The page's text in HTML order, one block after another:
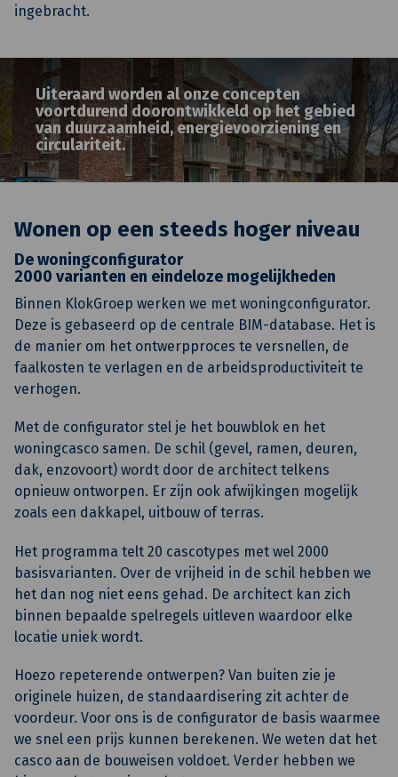
ingebracht.
Uiteraard worden al onze concepten
voortdurend doorontwikkeld op het gebied
van duurzaamheid, energievoorziening en
circulariteit.
Wonen op een steeds hoger niveau
De woningconfigurator
2000 varianten en eindeloze mogelijkheden
Binnen KlokGroep werken we met woningconfigurator.
Deze is gebaseerd op de centrale BIM-database. Het is
de manier om het ontwerpproces te versnellen, de
faalkosten te verlagen en de arbeidsproductiviteit te
verhogen.
Met de configurator stel je het bouwblok en het
woningcasco samen. De schil (gevel, ramen, deuren,
dak, enzovoort) wordt door de architect telkens
opnieuw ontworpen. Er zijn ook afwijkingen mogelijk
zoals een dakkapel, uitbouw of terras.
Het programma telt 20 cascotypes met wel 2000
basisvarianten. Over de vrijheid in de schil hebben we
het dan nog niet eens gehad. De architect kan zich
binnen bepaalde spelregels uitleven waardoor elke
locatie uniek wordt.
Hoezo repeterende ontwerpen? Van buiten zie je
originele huizen, de standaardisering zit achter de
voordeur. Voor ons is de configurator de basis waarmee
we snel een prijs kunnen berekenen. We weten dat het
casco aan de bouweisen voldoet. Verder hebben we